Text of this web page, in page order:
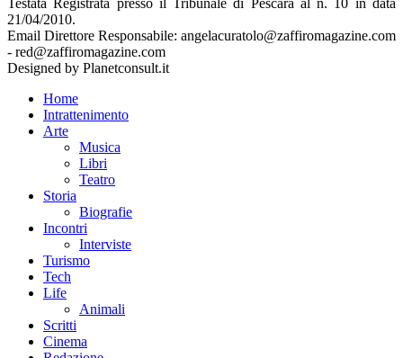
Testata Registrata presso il Tribunale di Pescara al n. 10 in data
21/04/2010.
Email Direttore Responsabile: angelacuratolo@zaffiromagazine.com
- red@zaffiromagazine.com
Designed by Planetconsult.it
Home
Intrattenimento
Arte
Musica
Libri
Teatro
Storia
Biografie
Incontri
Interviste
Turismo
Tech
Life
Animali
Scritti
Cinema